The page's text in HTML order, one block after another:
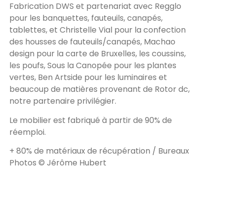
Fabrication DWS et partenariat avec Regglo
pour les banquettes, fauteuils, canapés,
tablettes, et Christelle Vial pour la confection
des housses de fauteuils/canapés, Machao
design pour la carte de Bruxelles, les coussins,
les poufs, Sous la Canopée pour les plantes
vertes, Ben Artside pour les luminaires et
beaucoup de matières provenant de Rotor dc,
notre partenaire privilégier.
Le mobilier est fabriqué à partir de 90% de
réemploi.
+ 80% de matériaux de récupération / Bureaux
Photos © Jérôme Hubert